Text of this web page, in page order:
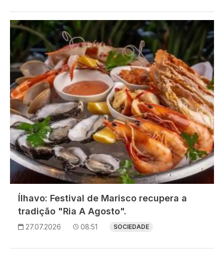
Imagem
Ílhavo: Festival de Marisco recupera a
tradição "Ria A Agosto".
27.07.2026 08:51 SOCIEDADE